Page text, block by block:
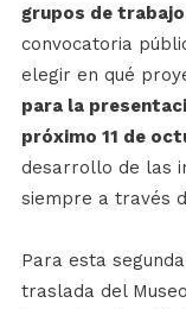
grupos de trabajo
convocatoria
elegir en qué
para la
próximo 11 de
desarrollo de las
siempre a través
Para esta segunda
traslada del